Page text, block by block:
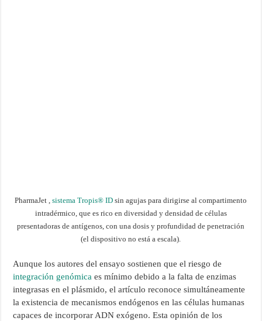
PharmaJet ,sistema Tropis® ID sin agujas para dirigirse al compartimento
intradérmico, que es rico en diversidad y densidad de células
presentadoras de antígenos, con una dosis y profundidad de penetración
(el dispositivo no está a escala).
Aunque los autores del ensayo sostienen que el riesgo de
integración genómica es mínimo debido a la falta de enzimas
integrasas en el plásmido, el artículo reconoce simultáneamente
la existencia de mecanismos endógenos en las células humanas
capaces de incorporar ADN exógeno. Esta opinión de los